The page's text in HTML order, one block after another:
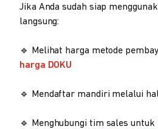
Jika Anda sudah siap
langsung:
🔹 Melihat harga metode
harga DOKU
🔹 Mendaftar mandiri melalui
🔹 Menghubungi tim sales